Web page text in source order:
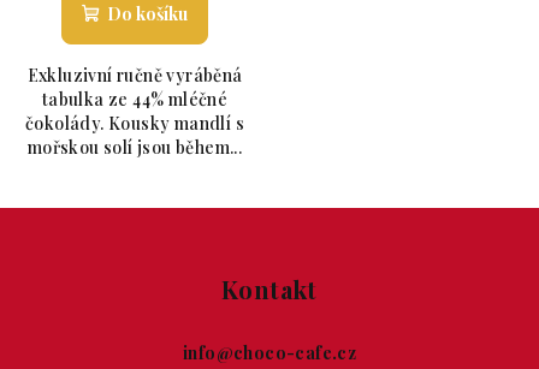
Do košíku
Exkluzivní ručně vyráběná
tabulka ze 44% mléčné
čokolády. Kousky mandlí s
mořskou solí jsou během...
Kontakt
info@choco-cafe.cz